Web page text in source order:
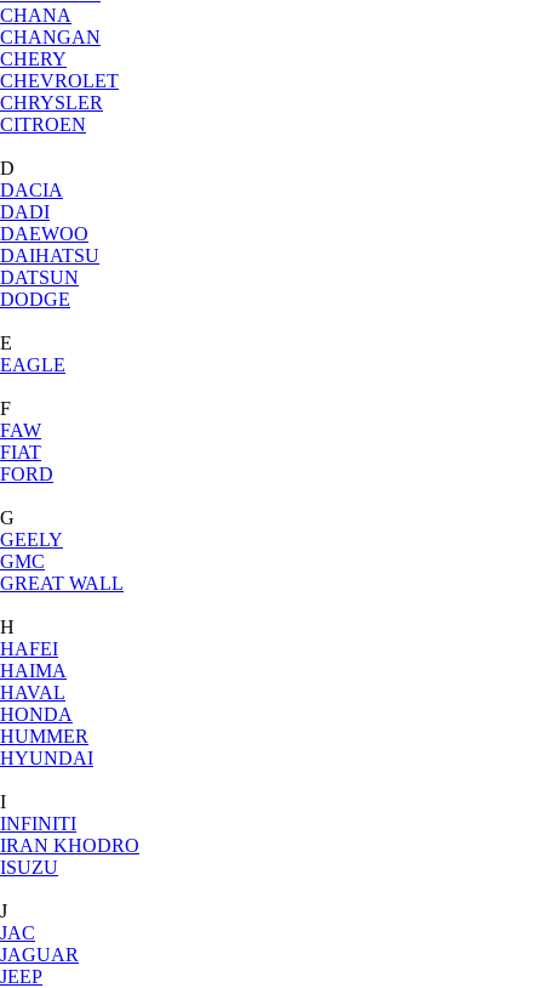
CHANA
CHANGAN
CHERY
CHEVROLET
CHRYSLER
CITROEN
D
DACIA
DADI
DAEWOO
DAIHATSU
DATSUN
DODGE
E
EAGLE
F
FAW
FIAT
FORD
G
GEELY
GMC
GREAT WALL
H
HAFEI
HAIMA
HAVAL
HONDA
HUMMER
HYUNDAI
I
INFINITI
IRAN KHODRO
ISUZU
J
JAC
JAGUAR
JEEP